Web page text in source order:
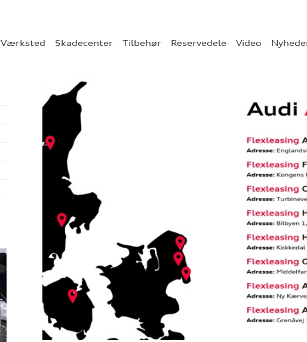
Værksted Skadecenter Tilbehør Reservedele Video